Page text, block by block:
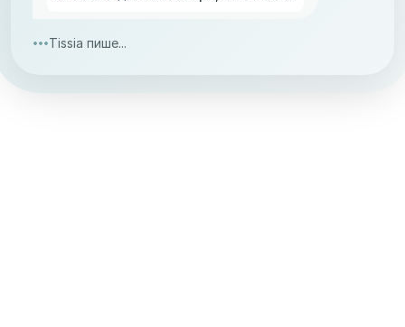
Tissia пише...